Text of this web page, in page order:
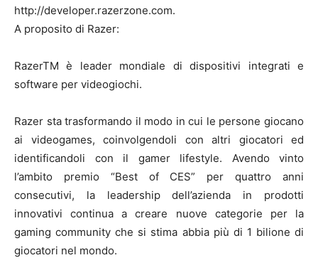
http://developer.razerzone.com.
A proposito di Razer:
RazerTM è leader mondiale di dispositivi integrati e
software per videogiochi.
Razer sta trasformando il modo in cui le persone giocano
ai videogames, coinvolgendoli con altri giocatori ed
identificandoli con il gamer lifestyle. Avendo vinto
l’ambito premio “Best of CES” per quattro anni
consecutivi, la leadership dell’azienda in prodotti
innovativi continua a creare nuove categorie per la
gaming community che si stima abbia più di 1 bilione di
giocatori nel mondo.